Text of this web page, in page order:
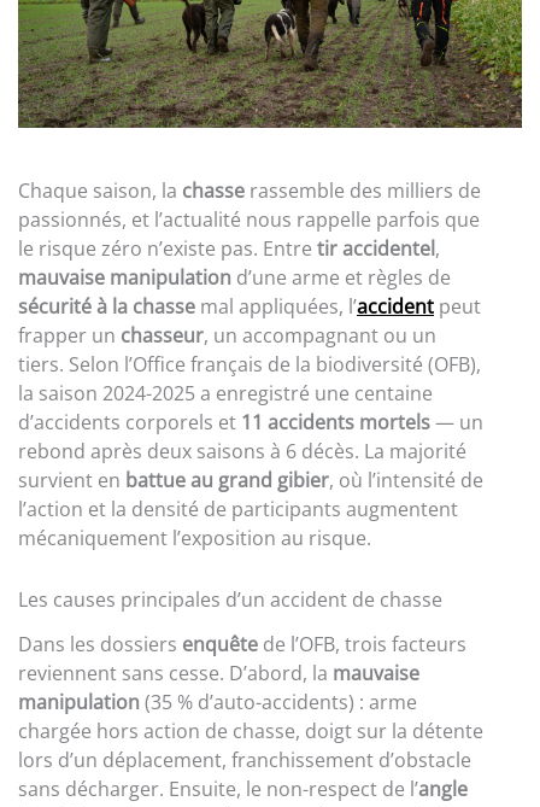
Chaque saison, la chasse rassemble des milliers de
passionnés, et l’actualité nous rappelle parfois que
le risque zéro n’existe pas. Entre tir accidentel,
mauvaise manipulation d’une arme et règles de
sécurité à la chasse mal appliquées, l’accident peut
frapper un chasseur, un accompagnant ou un
tiers. Selon l’Office français de la biodiversité (OFB),
la saison 2024-2025 a enregistré une centaine
d’accidents corporels et 11 accidents mortels— un
rebond après deux saisons à 6 décès. La majorité
survient en battue au grand gibier, où l’intensité de
l’action et la densité de participants augmentent
mécaniquement l’exposition au risque.
Les causes principales d’un accident de chasse
Dans les dossiers enquête de l’OFB, trois facteurs
reviennent sans cesse. D’abord, la mauvaise
manipulation (35 % d’auto-accidents) : arme
chargée hors action de chasse, doigt sur la détente
lors d’un déplacement, franchissement d’obstacle
sans décharger. Ensuite, le non-respect de l’angle